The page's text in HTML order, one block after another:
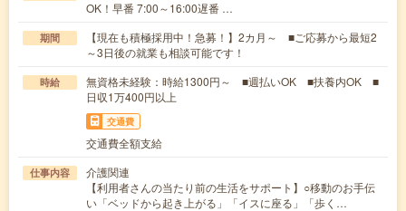
OK！早番 7:00～16:00遅番 …
期間
【現在も積極採用中！急募！】2カ月～ ■ご応募から最短2
～3日後の就業も相談可能です！
時給
無資格未経験：時給1300円～ ■週払いOK ■扶養内OK ■
日収1万400円以上
交通費
交通費全額支給
仕事内容
介護関連
【利用者さんの当たり前の生活をサポート】○移動のお手伝
い「ベッドから起き上がる」「イスに座る」「歩く…